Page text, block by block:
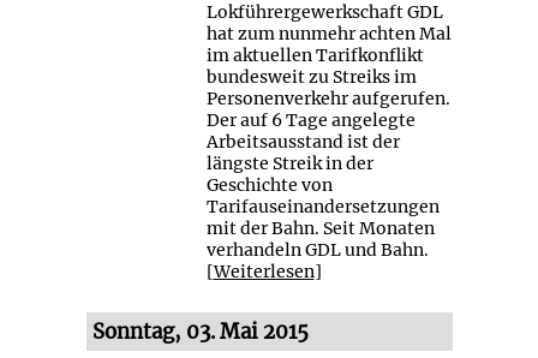
Lokführergewerkschaft GDL
hat zum nunmehr achten Mal
im aktuellen Tarifkonflikt
bundesweit zu Streiks im
Personenverkehr aufgerufen.
Der auf 6 Tage angelegte
Arbeitsausstand ist der
längste Streik in der
Geschichte von
Tarifauseinandersetzungen
mit der Bahn. Seit Monaten
verhandeln GDL und Bahn.
[Weiterlesen]
Sonntag, 03. Mai 2015